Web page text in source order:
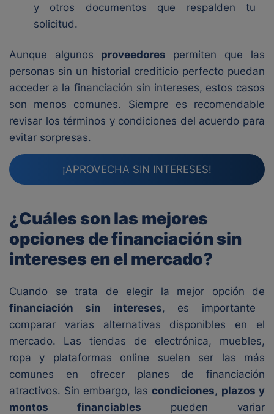
y otros documentos que respalden tu
solicitud.
Aunque algunos proveedores permiten que las
personas sin un historial crediticio perfecto puedan
acceder a la financiación sin intereses, estos casos
son menos comunes. Siempre es recomendable
revisar los términos y condiciones del acuerdo para
evitar sorpresas.
¡APROVECHA SIN INTERESES!
¿Cuáles son las mejores
opciones de financiación sin
intereses en el mercado?
Cuando se trata de elegir la mejor opción de
financiación sin intereses, es importante
comparar varias alternativas disponibles en el
mercado. Las tiendas de electrónica, muebles,
ropa y plataformas online suelen ser las más
comunes en ofrecer planes de financiación
atractivos. Sin embargo, las condiciones, plazos y
montos financiables pueden variar